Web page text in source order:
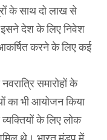
के साथ दो लाख से
देश के लिए निवेश
करने के लिए कई
समारोहों के
का भी आयोजन किया
के लिए लोक